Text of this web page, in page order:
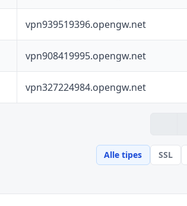
vpn939519396.opengw.net
vpn908419995.opengw.net
vpn327224984.opengw.net
Alle tipes SSL